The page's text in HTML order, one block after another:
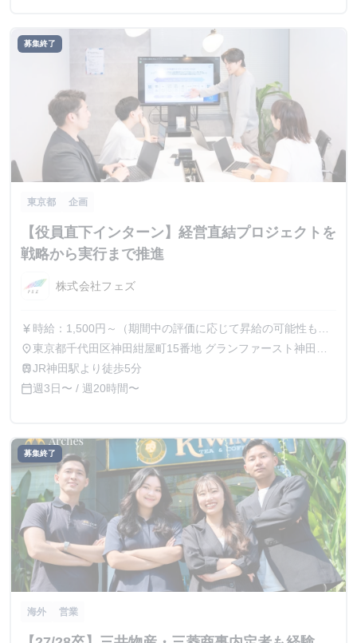
募集終了
東京都 企画
【役員直下インターン】経営直結プロジェクトを
戦略から実行まで推進
株式会社フェズ
currency_yen 時給：1,500円～（期間中の評価に応じて昇給の可能性もご
ざいます）
place東京都千代田区神田紺屋町15番地 グランファースト神田紺
屋町3F（一部リモート可能）
trainJR神田駅より徒歩5分
calendar_today週3日〜 / 週20時間〜
募集終了
海外 営業